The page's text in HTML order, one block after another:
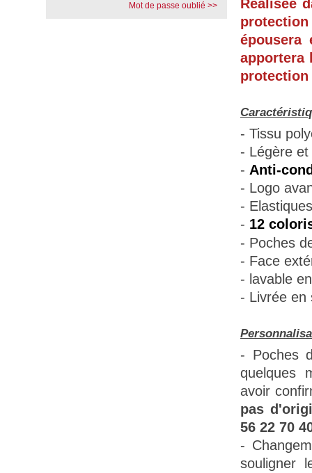
Réalisée
épousera
apportera
protection
- Tissu
- Légère
- Anti-
- Logo
-
- 12
- Poches
- Face
- lavable
- Livrée en
- Poches
quelques
avoir
pas
56 22 70
-
souligner
Mot de passe oublié >>